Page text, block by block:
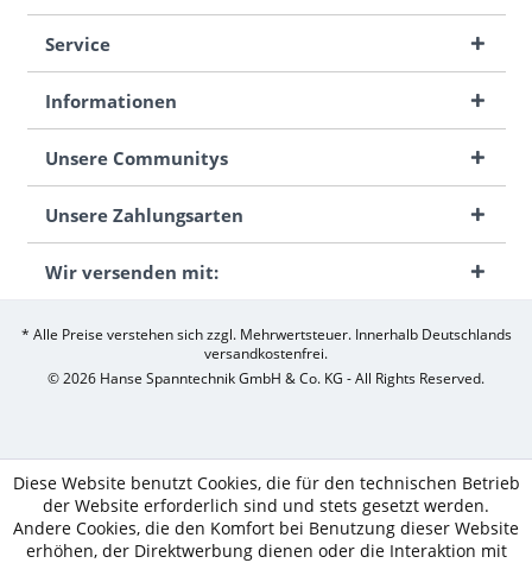
Service
Informationen
Unsere Communitys
Unsere Zahlungsarten
Wir versenden mit:
* Alle Preise verstehen sich zzgl. Mehrwertsteuer. Innerhalb Deutschlands
versandkostenfrei.
© 2026 Hanse Spanntechnik GmbH & Co. KG - All Rights Reserved.
Diese Website benutzt Cookies, die für den technischen Betrieb
der Website erforderlich sind und stets gesetzt werden.
Andere Cookies, die den Komfort bei Benutzung dieser Website
erhöhen, der Direktwerbung dienen oder die Interaktion mit